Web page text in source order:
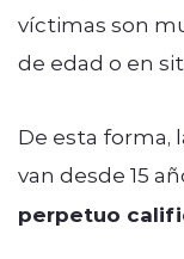
víctimas son
de edad o en
De esta forma,
van desde 15
perpetuo